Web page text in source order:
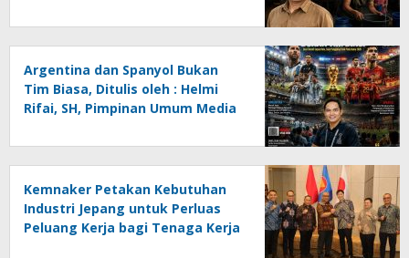
Ancaman Lingkungan, Oleh :
Helmi Rifai, SH
Argentina dan Spanyol Bukan
Tim Biasa, Ditulis oleh : Helmi
Rifai, SH, Pimpinan Umum Media
Kemnaker Petakan Kebutuhan
Industri Jepang untuk Perluas
Peluang Kerja bagi Tenaga Kerja